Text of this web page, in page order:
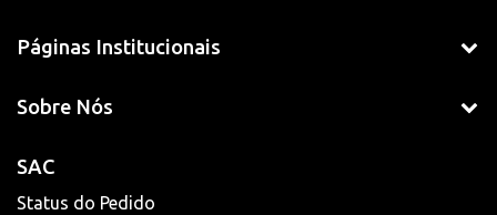
Páginas Institucionais
Sobre Nós
SAC
Status do Pedido